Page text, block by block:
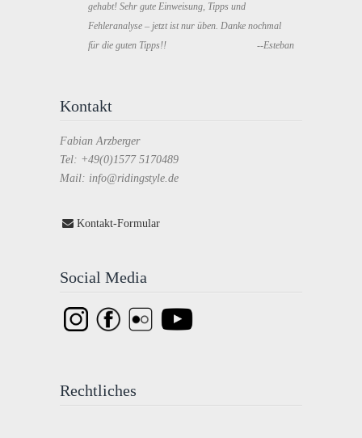
gehabt! Sehr gute Einweisung, Tipps und
Fehleranalyse – jetzt ist nur üben. Danke nochmal
für die guten Tipps!!
--Esteban
Kontakt
Fabian Arzberger
Tel: +49(0)1577 5170489
Mail: info@ridingstyle.de
Kontakt-Formular
Social Media
Rechtliches